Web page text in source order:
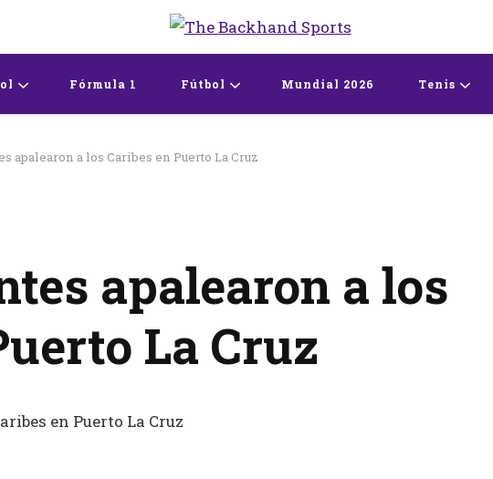
The Backhand Sports
Inicio
Fórmula 1 Fútbol Mundial 2026 Tenis
apalearon a los Caribes en Puerto La Cruz
apalearon a los
La Cruz